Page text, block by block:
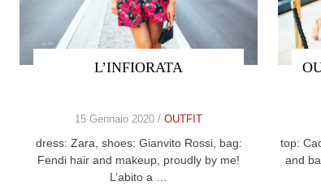
L’INFIORATA
15 Gennaio 2020 /OUTFIT
dress: Zara, shoes: Gianvito Rossi, bag:
Fendi hair and makeup, proudly by me!
L’abito a …
top:
and